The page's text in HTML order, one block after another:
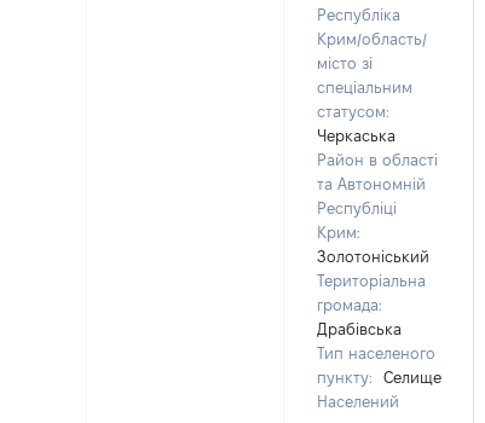
Республіка
Крим/область/
місто зі
спеціальним
статусом:
Черкаська
Район в області
та Автономній
Республіці
Крим:
Золотоніський
Територіальна
громада:
Драбівська
Тип населеного
пункту:
Селище
Населений